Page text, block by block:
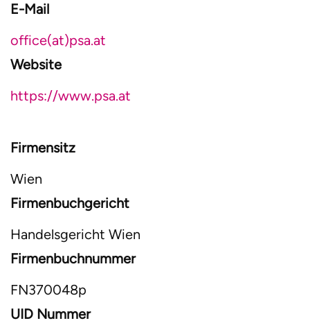
E-Mail
office(at)psa.at
Website
https://www.psa.at
Firmensitz
Wien
Firmenbuchgericht
Handelsgericht Wien
Firmenbuchnummer
FN370048p
UID Nummer